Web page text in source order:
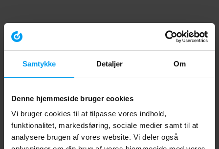
Samtykke Detaljer Om
Denne hjemmeside bruger cookies
Vi bruger cookies til at tilpasse vores indhold,
funktionalitet, markedsføring, sociale medier samt til at
analysere brugen af vores website. Vi deler også